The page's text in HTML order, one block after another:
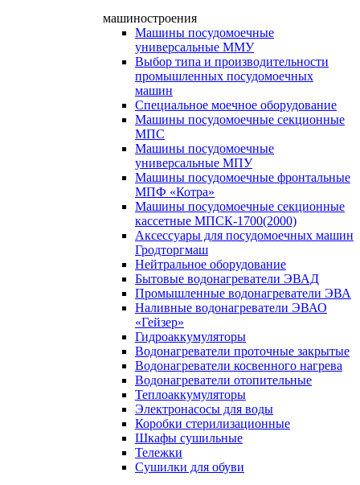
машиностроения
Машины посудомоечные
универсальные ММУ
Выбор типа и производительности
промышленных посудомоечных
машин
Специальное моечное оборудование
Машины посудомоечные секционные
МПС
Машины посудомоечные
универсальные МПУ
Машины посудомоечные фронтальные
МПФ «Котра»
Машины посудомоечные секционные
кассетные МПСК-1700(2000)
Аксессуары для посудомоечных машин
Гродторгмаш
Нейтральное оборудование
Бытовые водонагреватели ЭВАД
Промышленные водонагреватели ЭВА
Наливные водонагреватели ЭВАО
«Гейзер»
Гидроаккумуляторы
Водонагреватели проточные закрытые
Водонагреватели косвенного нагрева
Водонагреватели отопительные
Теплоаккумуляторы
Электронасосы для воды
Коробки стерилизационные
Шкафы сушильные
Тележки
Сушилки для обуви